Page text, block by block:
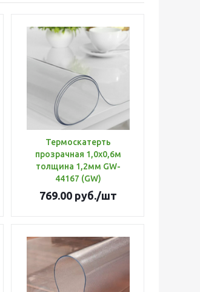
Термоскатерть
прозрачная 1,0х0,6м
толщина 1,2мм GW-
44167 (GW)
769.00руб./шт